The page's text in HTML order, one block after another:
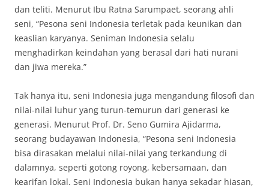
dan teliti. Menurut Ibu Ratna Sarumpaet, seorang ahli
seni, “Pesona seni Indonesia terletak pada keunikan dan
keaslian karyanya. Seniman Indonesia selalu
menghadirkan keindahan yang berasal dari hati nurani
dan jiwa mereka.”
Tak hanya itu, seni Indonesia juga mengandung filosofi dan
nilai-nilai luhur yang turun-temurun dari generasi ke
generasi. Menurut Prof. Dr. Seno Gumira Ajidarma,
seorang budayawan Indonesia, “Pesona seni Indonesia
bisa dirasakan melalui nilai-nilai yang terkandung di
dalamnya, seperti gotong royong, kebersamaan, dan
kearifan lokal. Seni Indonesia bukan hanya sekadar hiasan,